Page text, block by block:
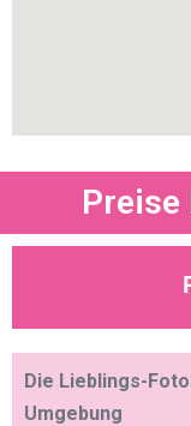
Preise
Die Lieblings-
Umgebung